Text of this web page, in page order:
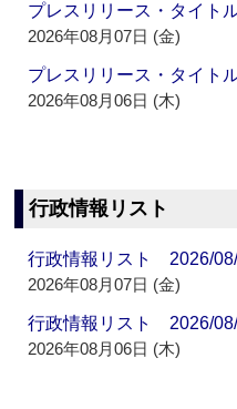
プレスリリース・タイト
2026年08月07日 (金)
プレスリリース・タイト
2026年08月06日 (木)
行政情報リスト
行政情報リスト 2026/
2026年08月07日 (金)
行政情報リスト 2026/
2026年08月06日 (木)